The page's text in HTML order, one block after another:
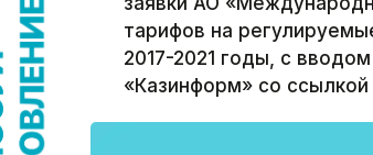
тарифов на
2017-2021 годы, с
«Казинформ» со